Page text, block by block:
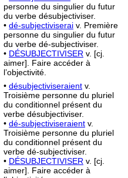
personne du singulier du futur
du verbe désubjectiviser.
• dé-subjectiviserai v. Première
personne du singulier du futur
du verbe dé-subjectiviser.
• DÉSUBJECTIVISER v. [cj.
aimer]. Faire accéder à
l’objectivité.
• désubjectiviseraient v.
Troisième personne du pluriel
du conditionnel présent du
verbe désubjectiviser.
• dé-subjectiviseraient v.
Troisième personne du pluriel
du conditionnel présent du
verbe dé-subjectiviser.
• DÉSUBJECTIVISER v. [cj.
aimer]. Faire accéder à